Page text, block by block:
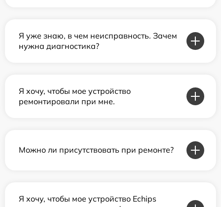
Я уже знаю, в чем неисправность. Зачем
нужна диагностика?
Я хочу, чтобы мое устройство
ремонтировали при мне.
Можно ли присутствовать при ремонте?
Я хочу, чтобы мое устройство Echips